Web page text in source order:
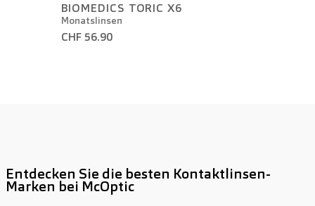
BIOMEDICS TORIC X6
Monatslinsen
CHF 56.90
Entdecken Sie die besten Kontaktlinsen-
Marken bei McOptic